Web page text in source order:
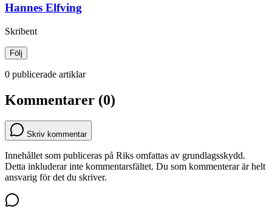
Hannes Elfving
Skribent
Följ
0 publicerade artiklar
Kommentarer (0)
Skriv kommentar
Innehållet som publiceras på Riks omfattas av grundlagsskydd.
Detta inkluderar inte kommentarsfältet. Du som kommenterar är helt
ansvarig för det du skriver.